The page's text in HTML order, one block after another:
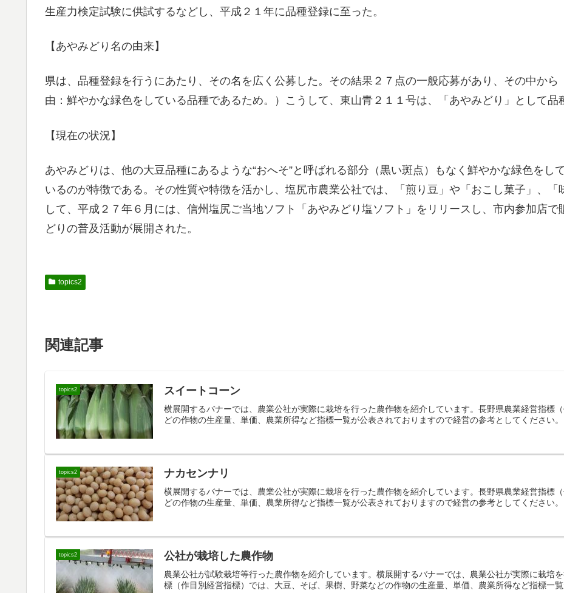
生産力検定試験に供試するなどし、平成２１年に品種登録に至った。
【あやみどり名の由来】
県は、品種登録を行うにあたり、その名を広く公募した。その結果２７点の一般応募があり、その中か
由：鮮やかな緑色をしている品種であるため。）こうして、東山青２１１号は、「あやみどり」として品
【現在の状況】
あやみどりは、他の大豆品種にあるような“おへそ”と呼ばれる部分（黒い斑点）もなく鮮やかな緑色をし
いるのが特徴である。その性質や特徴を活かし、塩尻市農業公社では、「煎り豆」や「おこし菓子」、
して、平成２７年６月には、信州塩尻ご当地ソフト「あやみどり塩ソフト」をリリースし、市内参加店
どりの普及活動が展開された。
topics2
関連記事
topics2 スイートコーン
横展開するバナーでは、農業公社が実際に栽培を行った農作物を紹介しています。長野県農業経営指標
どの作物の生産量、単価、農業所得など指標一覧が公表されておりますので経営の参考としてください。
topics2 ナカセンナリ
横展開するバナーでは、農業公社が実際に栽培を行った農作物を紹介しています。長野県農業経営指標
どの作物の生産量、単価、農業所得など指標一覧が公表されておりますので経営の参考としてください。
topics2 公社が栽培した農作物
農業公社が試験栽培等行った農作物を紹介しています。横展開するバナーでは、農業公社が実際に栽培
標（作目別経営指標）では、大豆、そば、果樹、野菜などの作物の生産量、単価、農業所得など指標一覧